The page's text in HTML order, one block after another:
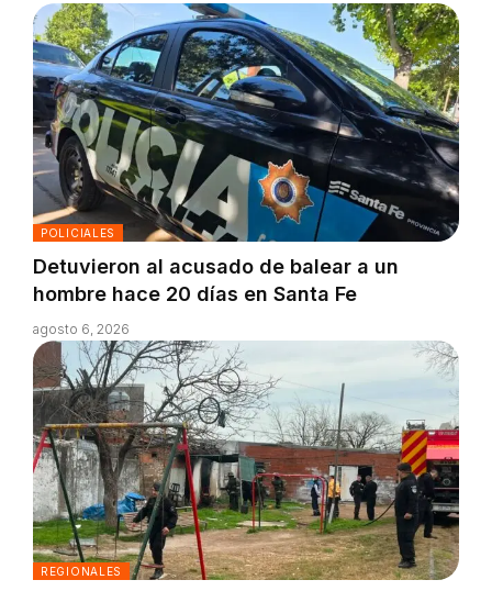
POLICIALES
Detuvieron al acusado de balear a un
hombre hace 20 días en Santa Fe
agosto 6, 2026
REGIONALES